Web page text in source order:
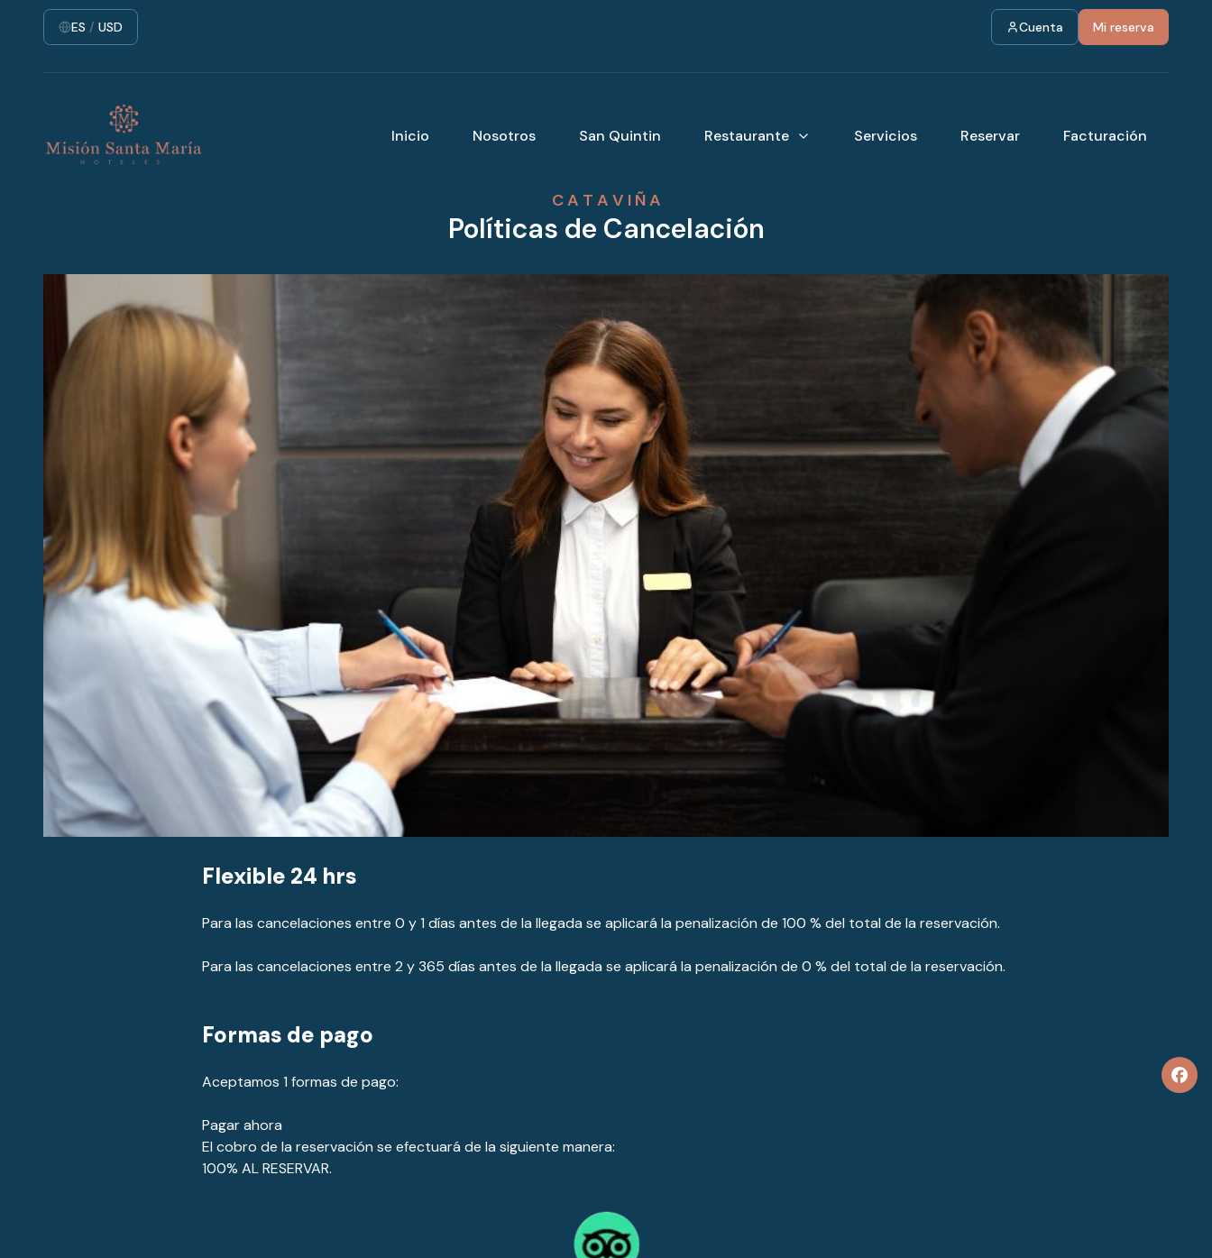
ES / USD Cuenta Mi reserva
Inicio Nosotros San Quintin Restaurante Servicios Reservar Facturación
C A T A V I Ñ A
Políticas de Cancelación
Flexible 24 hrs
Para las cancelaciones entre 0 y 1 días antes de la llegada se aplicará la penalización de 100 % del total de la reservación.
Para las cancelaciones entre 2 y 365 días antes de la llegada se aplicará la penalización de 0 % del total de la reservación.
Formas de pago
Aceptamos 1 formas de pago:
Pagar ahora
El cobro de la reservación se efectuará de la siguiente manera:
100% AL RESERVAR.